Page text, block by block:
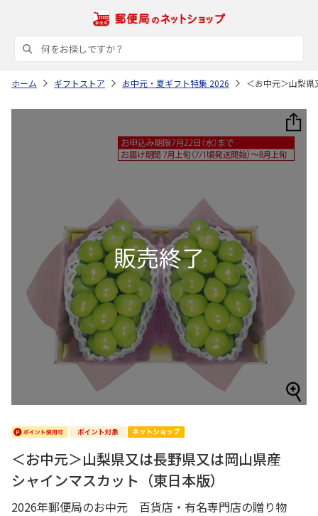
ホーム ギフトストア お中元・夏ギフト特集 2026 ＜お中元＞山梨
＜お中元＞山梨県又は長野県又は岡山県産
シャインマスカット（東日本版）
2026年郵便局のお中元 百貨店・有名専門店の贈り物